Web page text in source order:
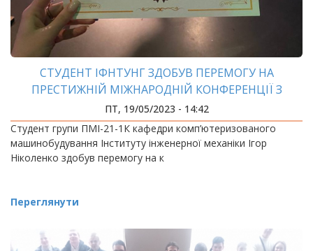
СТУДЕНТ ІФНТУНГ ЗДОБУВ ПЕРЕМОГУ НА
ПРЕСТИЖНІЙ МІЖНАРОДНІЙ КОНФЕРЕНЦІЇ З
КОСМІЧНОЇ ТЕМАТИКИ
ПТ, 19/05/2023 - 14:42
Студент групи ПМІ-21-1К кафедри комп’ютеризованого
машинобудування Інституту інженерної механіки Ігор
Ніколенко здобув перемогу на к
Переглянути